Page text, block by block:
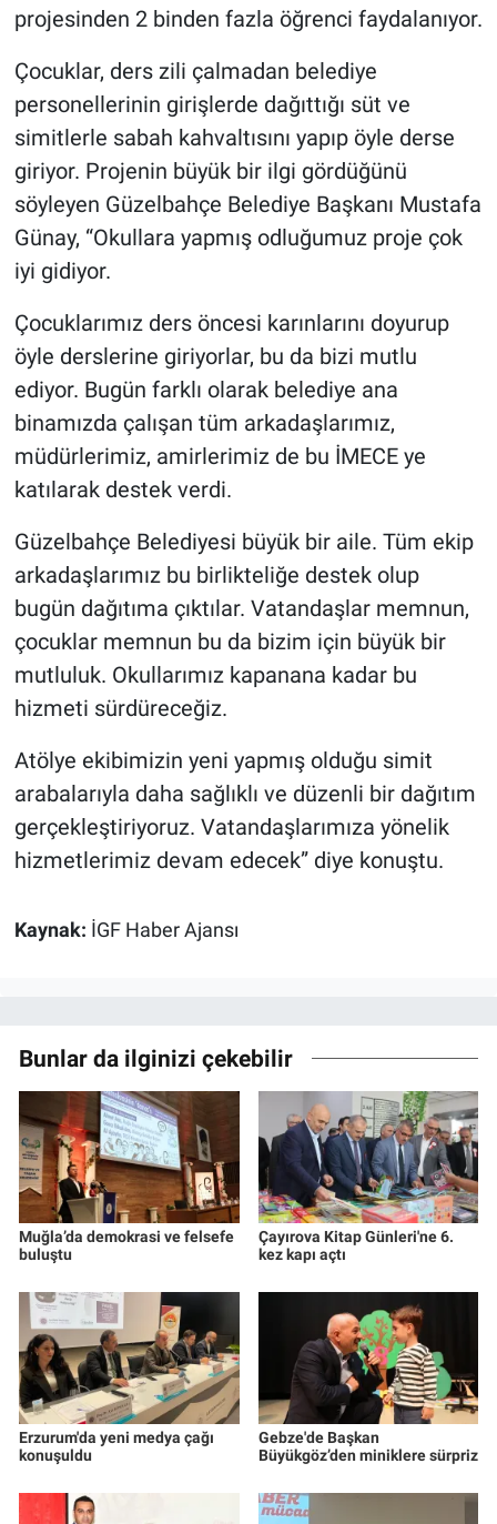
projesinden 2 binden fazla öğrenci faydalanıyor.
Çocuklar, ders zili çalmadan belediye
personellerinin girişlerde dağıttığı süt ve
simitlerle sabah kahvaltısını yapıp öyle derse
giriyor. Projenin büyük bir ilgi gördüğünü
söyleyen Güzelbahçe Belediye Başkanı Mustafa
Günay, “Okullara yapmış odluğumuz proje çok
iyi gidiyor.
Çocuklarımız ders öncesi karınlarını doyurup
öyle derslerine giriyorlar, bu da bizi mutlu
ediyor. Bugün farklı olarak belediye ana
binamızda çalışan tüm arkadaşlarımız,
müdürlerimiz, amirlerimiz de bu İMECE ye
katılarak destek verdi.
Güzelbahçe Belediyesi büyük bir aile. Tüm ekip
arkadaşlarımız bu birlikteliğe destek olup
bugün dağıtıma çıktılar. Vatandaşlar memnun,
çocuklar memnun bu da bizim için büyük bir
mutluluk. Okullarımız kapanana kadar bu
hizmeti sürdüreceğiz.
Atölye ekibimizin yeni yapmış olduğu simit
arabalarıyla daha sağlıklı ve düzenli bir dağıtım
gerçekleştiriyoruz. Vatandaşlarımıza yönelik
hizmetlerimiz devam edecek” diye konuştu.
Kaynak: İGF Haber Ajansı
Bunlar da ilginizi çekebilir
Muğla’da demokrasi ve felsefe
buluştu
Çayırova Kitap Günleri'ne 6.
kez kapı açtı
Erzurum'da yeni medya çağı
konuşuldu
Gebze'de Başkan
Büyükgöz’den miniklere sürpriz